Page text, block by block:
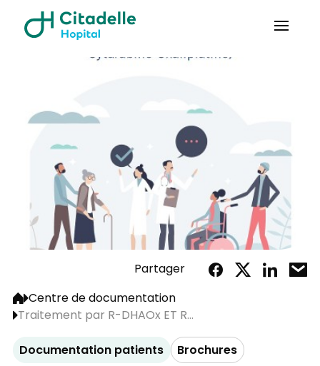
Partager
Centre de documentation
Traitement par R-DHAOx ET R...
Documentation patients
Brochures